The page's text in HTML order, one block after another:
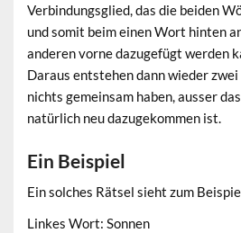
Verbindungsglied, das die beiden
und somit beim einen Wort hinten
anderen vorne dazugefügt werden
Daraus entstehen dann wieder
nichts gemeinsam haben, ausser
natürlich neu dazugekommen ist.
Ein Beispiel
Ein solches Rätsel sieht zum
Linkes Wort: Sonnen